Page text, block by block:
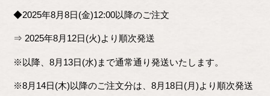
◆2025年8月8日(金)12:00以降のご注文
⇒ 2025年8月12日(火)より順次発送
※以降、8月13日(水)まで通常通り発送いたします。
※8月14日(木)以降のご注文分は、8月18日(月)より順次発送